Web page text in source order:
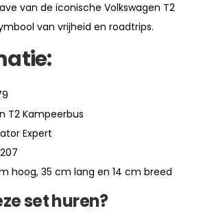
van de iconische Volkswagen T2
van vrijheid en roadtrips.
T2 Kampeerbus
Expert
hoog, 35 cm lang en 14 cm breed
set huren?